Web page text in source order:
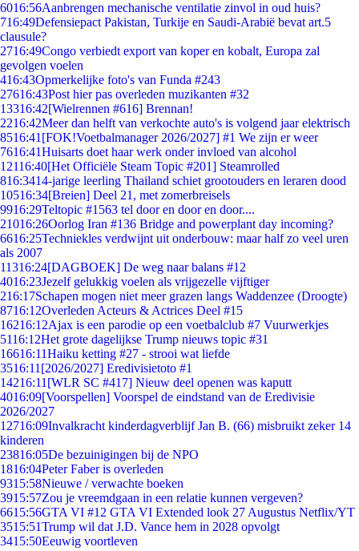
6016:56Aanbrengen mechanische ventilatie zinvol in oud huis?
716:49Defensiepact Pakistan, Turkije en Saudi-Arabië bevat art.5
clausule?
2716:49Congo verbiedt export van koper en kobalt, Europa zal
gevolgen voelen
416:43Opmerkelijke foto's van Funda #243
27616:43Post hier pas overleden muzikanten #32
13316:42[Wielrennen #616] Brennan!
2216:42Meer dan helft van verkochte auto's is volgend jaar elektrisch
8516:41 [FOK!Voetbalmanager 2026/2027] #1 We zijn er weer
7616:41Huisarts doet haar werk onder invloed van alcohol
12116:40[Het Officiële Steam Topic #201] Steamrolled
816:3414-jarige leerling Thailand schiet grootouders en leraren dood
10516:34[Breien] Deel 21, met zomerbreisels
9916:29Teltopic #1563 tel door en door en door....
21016:26Oorlog Iran #136 Bridge and powerplant day incoming?
6616:25Techniekles verdwijnt uit onderbouw: maar half zo veel uren
als 2007
11316:24[DAGBOEK] De weg naar balans #12
4016:23Jezelf gelukkig voelen als vrijgezelle vijftiger
216:17Schapen mogen niet meer grazen langs Waddenzee (Droogte)
8716:12Overleden Acteurs & Actrices Deel #15
16216:12Ajax is een parodie op een voetbalclub #7 Vuurwerkjes
5116:12Het grote dagelijkse Trump nieuws topic #31
16616:11Haiku ketting #27 - strooi wat liefde
3516:11 [2026/2027] Eredivisietoto #1
14216:11 [WLR SC #417] Nieuw deel openen was kaputt
4016:09[Voorspellen] Voorspel de eindstand van de Eredivisie
2026/2027
12716:09Invalkracht kinderdagverblijf Jan B. (66) misbruikt zeker 14
kinderen
23816:05De bezuinigingen bij de NPO
1816:04Peter Faber is overleden
9315:58Nieuwe / verwachte boeken
3915:57Zou je vreemdgaan in een relatie kunnen vergeven?
6615:56GTA VI #12 GTA VI Extended look 27 Augustus Netflix/YT
3515:51Trump wil dat J.D. Vance hem in 2028 opvolgt
3415:50Eeuwig voortleven